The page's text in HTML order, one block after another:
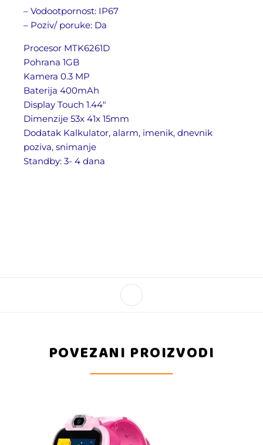
– Vodootpornost: IP67
– Poziv/ poruke: Da
Procesor MTK6261D
Pohrana 1GB
Kamera 0.3 MP
Baterija 400mAh
Display Touch 1.44″
Dimenzije 53x 41x 15mm
Dodatak Kalkulator, alarm, imenik, dnevnik
poziva, snimanje
Standby: 3- 4 dana
POVEZANI PROIZVODI